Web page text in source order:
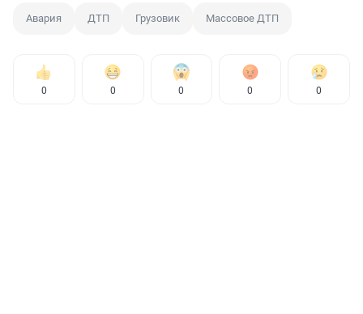
Авария ДТП Грузовик Массовое ДТП
0 0 0 0 0